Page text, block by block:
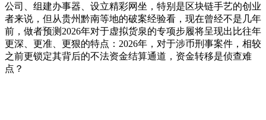
公司、组建办事器、设立精彩网坐，特别是区块链手艺的创业
者来说，但从贵州黔南等地的破案经验看，现在曾经不是几年
前，做者预测2026年对于虚拟货泉的专项步履将呈现出比往年
更深、更准、更狠的特点：2026年，对于涉币刑事案件，相较
之前更锁定其背后的不法资金结算通道，资金转移是侦查难
点？